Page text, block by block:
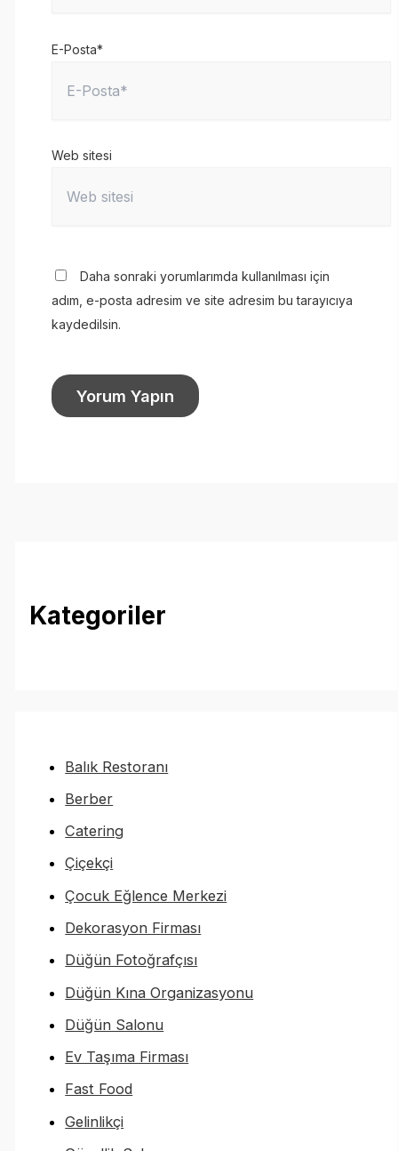
E-Posta*
Web sitesi
Daha sonraki yorumlarımda kullanılması için
adım, e-posta adresim ve site adresim bu tarayıcıya
kaydedilsin.
Kategoriler
Balık Restoranı
Berber
Catering
Çiçekçi
Çocuk Eğlence Merkezi
Dekorasyon Firması
Düğün Fotoğrafçısı
Düğün Kına Organizasyonu
Düğün Salonu
Ev Taşıma Firması
Fast Food
Gelinlikçi